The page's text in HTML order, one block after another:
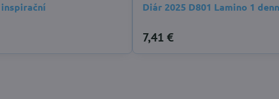
Diár 2025 D801 Lamino 1
7,41 €